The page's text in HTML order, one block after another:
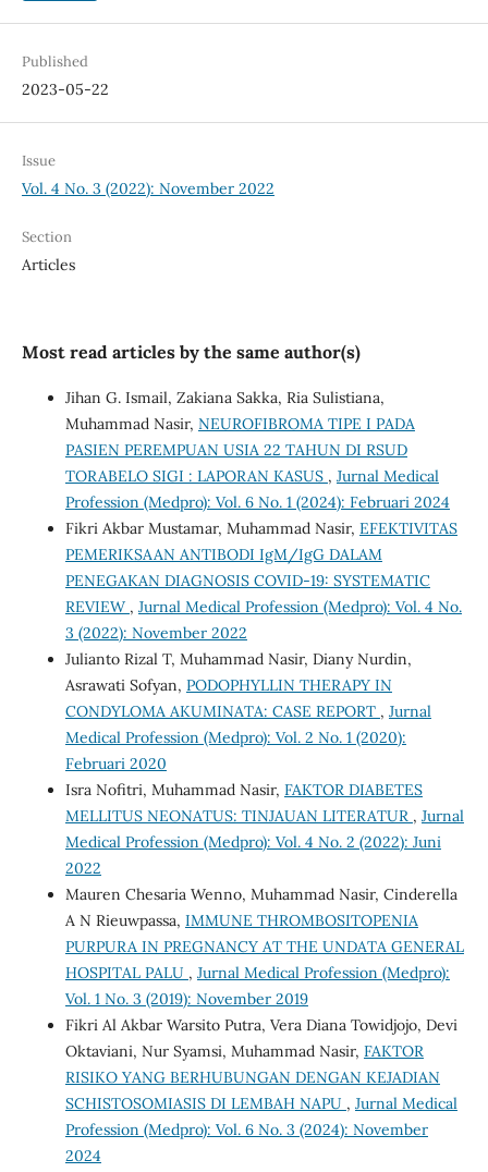
Published
2023-05-22
Issue
Vol. 4 No. 3 (2022): November 2022
Section
Articles
Most read articles by the same author(s)
Jihan G. Ismail, Zakiana Sakka, Ria Sulistiana,
Muhammad Nasir, NEUROFIBROMA TIPE I PADA
PASIEN PEREMPUAN USIA 22 TAHUN DI RSUD
TORABELO SIGI : LAPORAN KASUS , Jurnal Medical
Profession (Medpro): Vol. 6 No. 1 (2024): Februari 2024
Fikri Akbar Mustamar, Muhammad Nasir, EFEKTIVITAS
PEMERIKSAAN ANTIBODI IgM/IgG DALAM
PENEGAKAN DIAGNOSIS COVID-19: SYSTEMATIC
REVIEW , Jurnal Medical Profession (Medpro): Vol. 4 No.
3 (2022): November 2022
Julianto Rizal T, Muhammad Nasir, Diany Nurdin,
Asrawati Sofyan, PODOPHYLLIN THERAPY IN
CONDYLOMA AKUMINATA: CASE REPORT , Jurnal
Medical Profession (Medpro): Vol. 2 No. 1 (2020):
Februari 2020
Isra Nofitri, Muhammad Nasir, FAKTOR DIABETES
MELLITUS NEONATUS: TINJAUAN LITERATUR , Jurnal
Medical Profession (Medpro): Vol. 4 No. 2 (2022): Juni
2022
Mauren Chesaria Wenno, Muhammad Nasir, Cinderella
A N Rieuwpassa, IMMUNE THROMBOSITOPENIA
PURPURA IN PREGNANCY AT THE UNDATA GENERAL
HOSPITAL PALU , Jurnal Medical Profession (Medpro):
Vol. 1 No. 3 (2019): November 2019
Fikri Al Akbar Warsito Putra, Vera Diana Towidjojo, Devi
Oktaviani, Nur Syamsi, Muhammad Nasir, FAKTOR
RISIKO YANG BERHUBUNGAN DENGAN KEJADIAN
SCHISTOSOMIASIS DI LEMBAH NAPU , Jurnal Medical
Profession (Medpro): Vol. 6 No. 3 (2024): November
2024